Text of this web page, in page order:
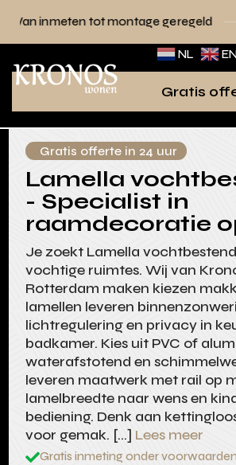
montage geregeld Stijlvolle
NL
Gratis
Gratis offerte in 24 uur
Lamella
- Specialist in
raamdecoratie
Je zoekt Lamella
vochtige ruimtes. Wij van
Rotterdam maken kiezen
lamellen leveren
lichtregulering en privacy in
badkamer. Kies uit PVC of
waterafstotend en
leveren maatwerk met rail op
lamelbreedte naar wens en
bediening. Denk aan
voor gemak. […] Lees meer
Gratis inmeting onder voorwaarden